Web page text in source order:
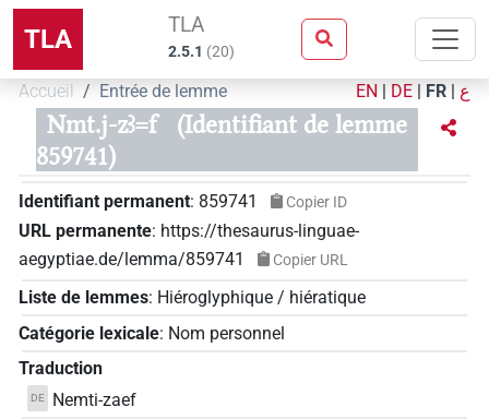
TLA TLA
2.5.1 (20)
Accueil Entrée de lemme EN | DE | FR | ع
Nmt.j-zꜣ=f
(Identifiant de lemme
859741)
Identifiant permanent: 859741 Copier ID
URL permanente: https://thesaurus-linguae-
aegyptiae.de/lemma/859741
Copier URL
Liste de lemmes: Hiéroglyphique / hiératique
Catégorie lexicale: Nom personnel
Traduction
DE
Nemti-zaef